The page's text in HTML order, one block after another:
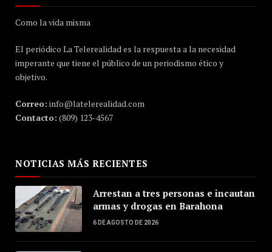
Como la vida misma
El periódico La Telerealidad es la respuesta a la necesidad
imperante que tiene el público de un periodismo ético y
objetivo.
Correo: info@latelerealidad.com
Contacto: (809) 123-4567
NOTICIAS MÁS RECIENTES
Arrestan a tres personas e incautan
armas y drogas en Barahona
6 DE AGOSTO DE 2026